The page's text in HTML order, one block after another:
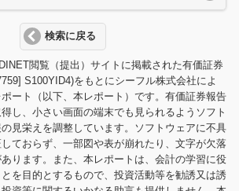
検索に戻る
閲覧（提出）サイトに掲載された有価証券
S100YID4)をもとにシーフル株式会社によ
ート（以下、本レポート）です。有価証券報告
し、小さい画面の端末でも見られるようソフト
見栄えを調整しています。ソフトウェアに不具
ておらず、一部図や表が崩れたり、文字が欠落
ります。また、本レポートは、会計の学習に役
を目的とするもので、投資活動等を勧誘又は誘